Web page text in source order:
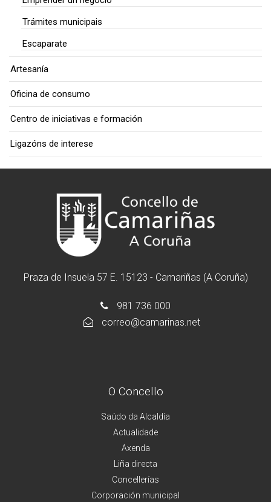
Trámites municipais
Escaparate
Artesanía
Oficina de consumo
Centro de iniciativas e formación
Ligazóns de interese
Praza de Insuela 57 E. 15123 - Camariñas (A Coruña)
981 736 000
correo@camarinas.net
O Concello
Saúdo da Alcaldía
Actualidade
Axenda
Liña directa
Concellerías
Corporación municipal